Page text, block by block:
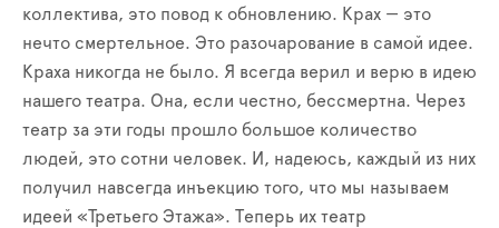
коллектива, это повод к обновлению. Крах — это
нечто смертельное. Это разочарование в самой идее.
Краха никогда не было. Я всегда верил и верю в идею
нашего театра. Она, если честно, бессмертна. Через
театр за эти годы прошло большое количество
людей, это сотни человек. И, надеюсь, каждый из них
получил навсегда инъекцию того, что мы называем
идеей «Третьего Этажа». Теперь их театр